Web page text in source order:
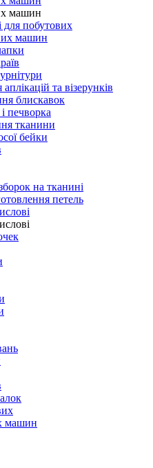
машин
для побутових
машин
та візерунків
блискавок
печворка
тканини
бейки
на тканині
петель
машин